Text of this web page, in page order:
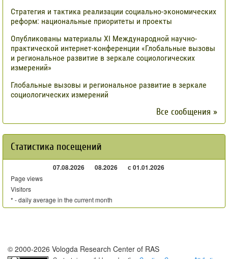
Стратегия и тактика реализации социально-экономических
реформ: национальные приоритеты и проекты
Опубликованы материалы XI Международной научно-
практической интернет-конференции «Глобальные вызовы
и региональное развитие в зеркале социологических
измерений»
Глобальные вызовы и региональное развитие в зеркале
социологических измерений
Все сообщения »
Статистика посещений
07.08.2026 08.2026 с 01.01.2026
Page views
Visitors
* - daily average in the current month
© 2000-2026 Vologda Research Center of RAS